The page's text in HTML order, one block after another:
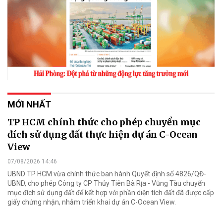
MỚI NHẤT
TP HCM chính thức cho phép chuyển mục
đích sử dụng đất thực hiện dự án C-Ocean
View
07/08/2026 14:46
UBND TP HCM vừa chính thức ban hành Quyết định số 4826/QĐ-
UBND, cho phép Công ty CP Thủy Tiên Bà Rịa - Vũng Tàu chuyển
mục đích sử dụng đất để kết hợp với phần diện tích đất đã được cấp
giấy chứng nhận, nhằm triển khai dự án C-Ocean View.